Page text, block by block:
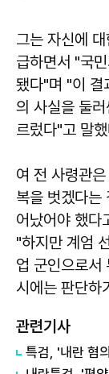
그는 자신에
급하면서 "국
됐다"며 "이 결
의 사실을 둘
르렀다"고 말
여 전 사령관
복을 벗겠다는
어났어야 했다
"하지만 계엄
업 군인으로서
시에는 판단하
관련기사
특검, '내란 혐